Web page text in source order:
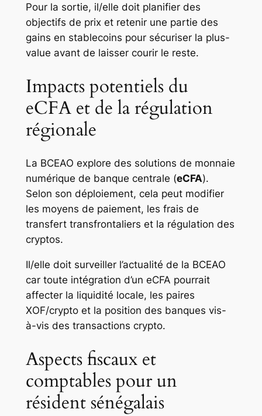
Pour la sortie, il/elle doit planifier des
objectifs de prix et retenir une partie des
gains en stablecoins pour sécuriser la plus-
value avant de laisser courir le reste.
Impacts potentiels du
eCFA et de la régulation
régionale
La BCEAO explore des solutions de monnaie
numérique de banque centrale (eCFA).
Selon son déploiement, cela peut modifier
les moyens de paiement, les frais de
transfert transfrontaliers et la régulation des
cryptos.
Il/elle doit surveiller l’actualité de la BCEAO
car toute intégration d’un eCFA pourrait
affecter la liquidité locale, les paires
XOF/crypto et la position des banques vis-
à-vis des transactions crypto.
Aspects fiscaux et
comptables pour un
résident sénégalais